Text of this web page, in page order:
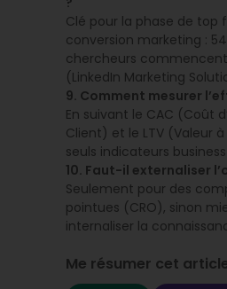
Clé pour la phase de top
conversion marketing :
chercheurs commencent
(LinkedIn Marketing
9. Comment mesurer
En suivant le CAC (Coût
Client) et le LTV (Valeur
seuls indicateurs
10. Faut-il externaliser
Seulement pour des
pointues (CRO), sinon
internaliser la
Me résumer cet